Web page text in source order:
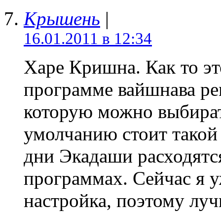
Крышень |
16.01.2011 в 12:34
Харе Кришна. Как то
программе вайшнава
которую можно
умолчанию стоит
дни Экадаши
программах. Сейчас я
настройка, поэтому